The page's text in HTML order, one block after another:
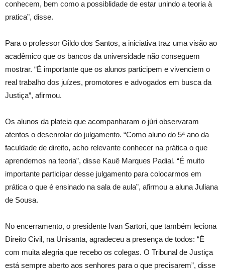
conhecem, bem como a possiblidade de estar unindo a teoria à
pratica”, disse.
Para o professor Gildo dos Santos, a iniciativa traz uma visão ao
acadêmico que os bancos da universidade não conseguem
mostrar. “É importante que os alunos participem e vivenciem o
real trabalho dos juízes, promotores e advogados em busca da
Justiça”, afirmou.
Os alunos da plateia que acompanharam o júri observaram
atentos o desenrolar do julgamento. “Como aluno do 5ª ano da
faculdade de direito, acho relevante conhecer na prática o que
aprendemos na teoria”, disse Kauê Marques Padial. “É muito
importante participar desse julgamento para colocarmos em
prática o que é ensinado na sala de aula”, afirmou a aluna Juliana
de Sousa.
No encerramento, o presidente Ivan Sartori, que também leciona
Direito Civil, na Unisanta, agradeceu a presença de todos: “É
com muita alegria que recebo os colegas. O Tribunal de Justiça
está sempre aberto aos senhores para o que precisarem”, disse